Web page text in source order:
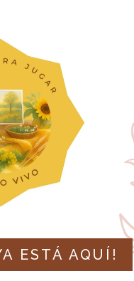
repetitivos de
Estos
como causa-
educador, entender
los procesos de
ESTÁ AQUÍ!